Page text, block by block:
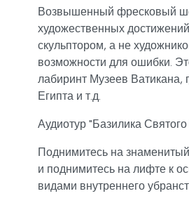
Возвышенный фресковый
художественных
скульптором, а не
возможности для ошибки.
лабиринт Музеев
Египта и т.д.
Аудиотур "Базилика
Поднимитесь на
и поднимитесь на лифте к
видами внутреннего